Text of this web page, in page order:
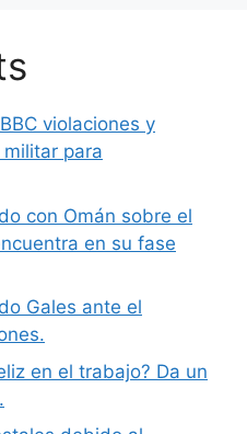
violaciones y
para
con Omán sobre el
en su fase
Gales ante el
en el trabajo? Da un